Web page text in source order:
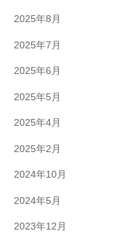
2025年8月
2025年7月
2025年6月
2025年5月
2025年4月
2025年2月
2024年10月
2024年5月
2023年12月